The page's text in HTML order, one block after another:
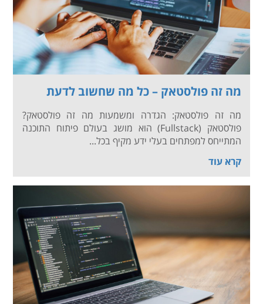
מה זה פולסטאק – כל מה שחשוב לדעת
מה זה פולסטאק: הגדרה ומשמעות מה זה פולסטאק?
פולסטאק (Fullstack) הוא מושג בעולם פיתוח התוכנה
המתייחס למפתחים בעלי ידע מקיף בכל...
קרא עוד